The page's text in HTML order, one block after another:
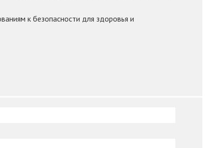
к безопасности для здоровья и